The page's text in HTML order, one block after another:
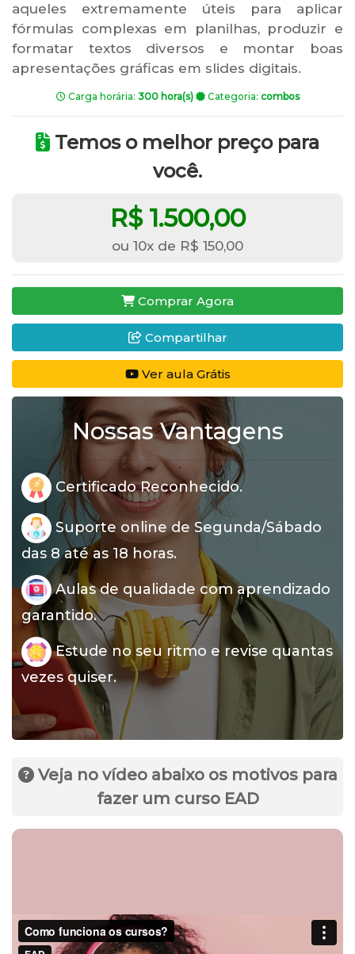
aqueles extremamente úteis para aplicar
fórmulas complexas em planilhas, produzir e
formatar textos diversos e montar boas
apresentações gráficas em slides digitais.
Carga horária: 300 hora(s) Categoria: combos
Temos o melhor preço para
você.
R$ 1.500,00
ou 10x de R$ 150,00
Comprar Agora
Compartilhar
Ver aula Grátis
Nossas Vantagens
Certificado Reconhecido.
Suporte online de Segunda/Sábado
das 8 até as 18 horas.
Aulas de qualidade com aprendizado
garantido.
Estude no seu ritmo e revise quantas
vezes quiser.
Veja no vídeo abaixo os motivos para
fazer um curso EAD